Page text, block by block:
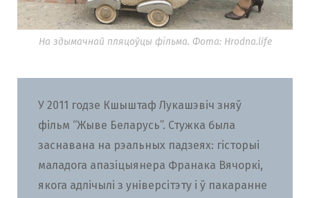
На здымачнай пляцоўцы фільма. Фота: Hrodna.life
У 2011 годзе Кшыштаф Лукашэвіч зняў
фільм “Жыве Беларусь”. Стужка была
заснавана на рэальных падзеях: гісторыі
маладога апазіцыянера Франака Вячоркі,
якога адлічылі з універсітэту і ў пакаранне